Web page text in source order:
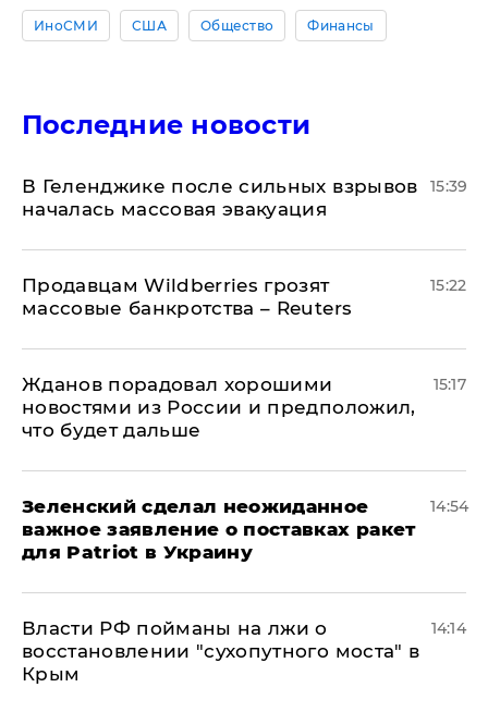
ИноСМИ США Общество Финансы
Последние новости
В Геленджике после сильных взрывов
началась массовая эвакуация
15:39
Продавцам Wildberries грозят
массовые банкротства – Reuters
15:22
Жданов порадовал хорошими
новостями из России и предположил,
что будет дальше
15:17
Зеленский сделал неожиданное
важное заявление о поставках ракет
для Patriot в Украину
14:54
Власти РФ пойманы на лжи о
восстановлении "сухопутного моста" в
Крым
14:14